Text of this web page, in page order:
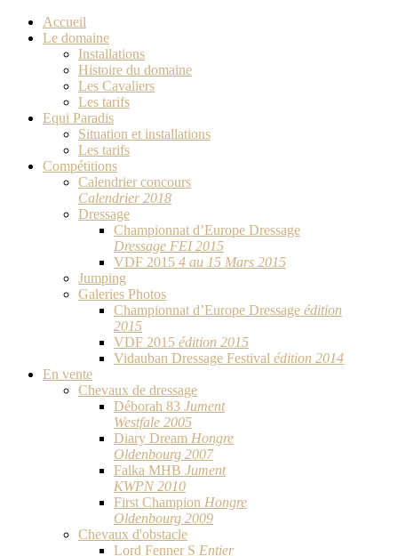
Accueil
Le domaine
Installations
Histoire du domaine
Les Cavaliers
Les tarifs
Equi Paradis
Situation et installations
Les tarifs
Compétitions
Calendrier concours
Calendrier 2018
Dressage
Championnat d’Europe Dressage
Dressage FEI 2015
VDF 2015 4 au 15 Mars 2015
Jumping
Galeries Photos
Championnat d’Europe Dressage édition
2015
VDF 2015 édition 2015
Vidauban Dressage Festival édition 2014
En vente
Chevaux de dressage
Déborah 83 Jument
Westfale 2005
Diary Dream Hongre
Oldenbourg 2007
Falka MHB Jument
KWPN 2010
First Champion Hongre
Oldenbourg 2009
Chevaux d'obstacle
Lord Fenner S Entier